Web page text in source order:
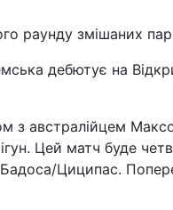
раунду змішаних
дебютує на
з австралійцем
Цей матч буде
Циципас.